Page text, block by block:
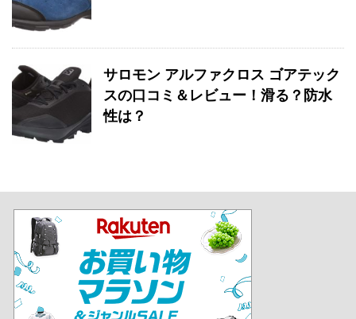
サロモン アルファクロス ゴアテック
スの口コミ＆レビュー！滑る？防水
性は？